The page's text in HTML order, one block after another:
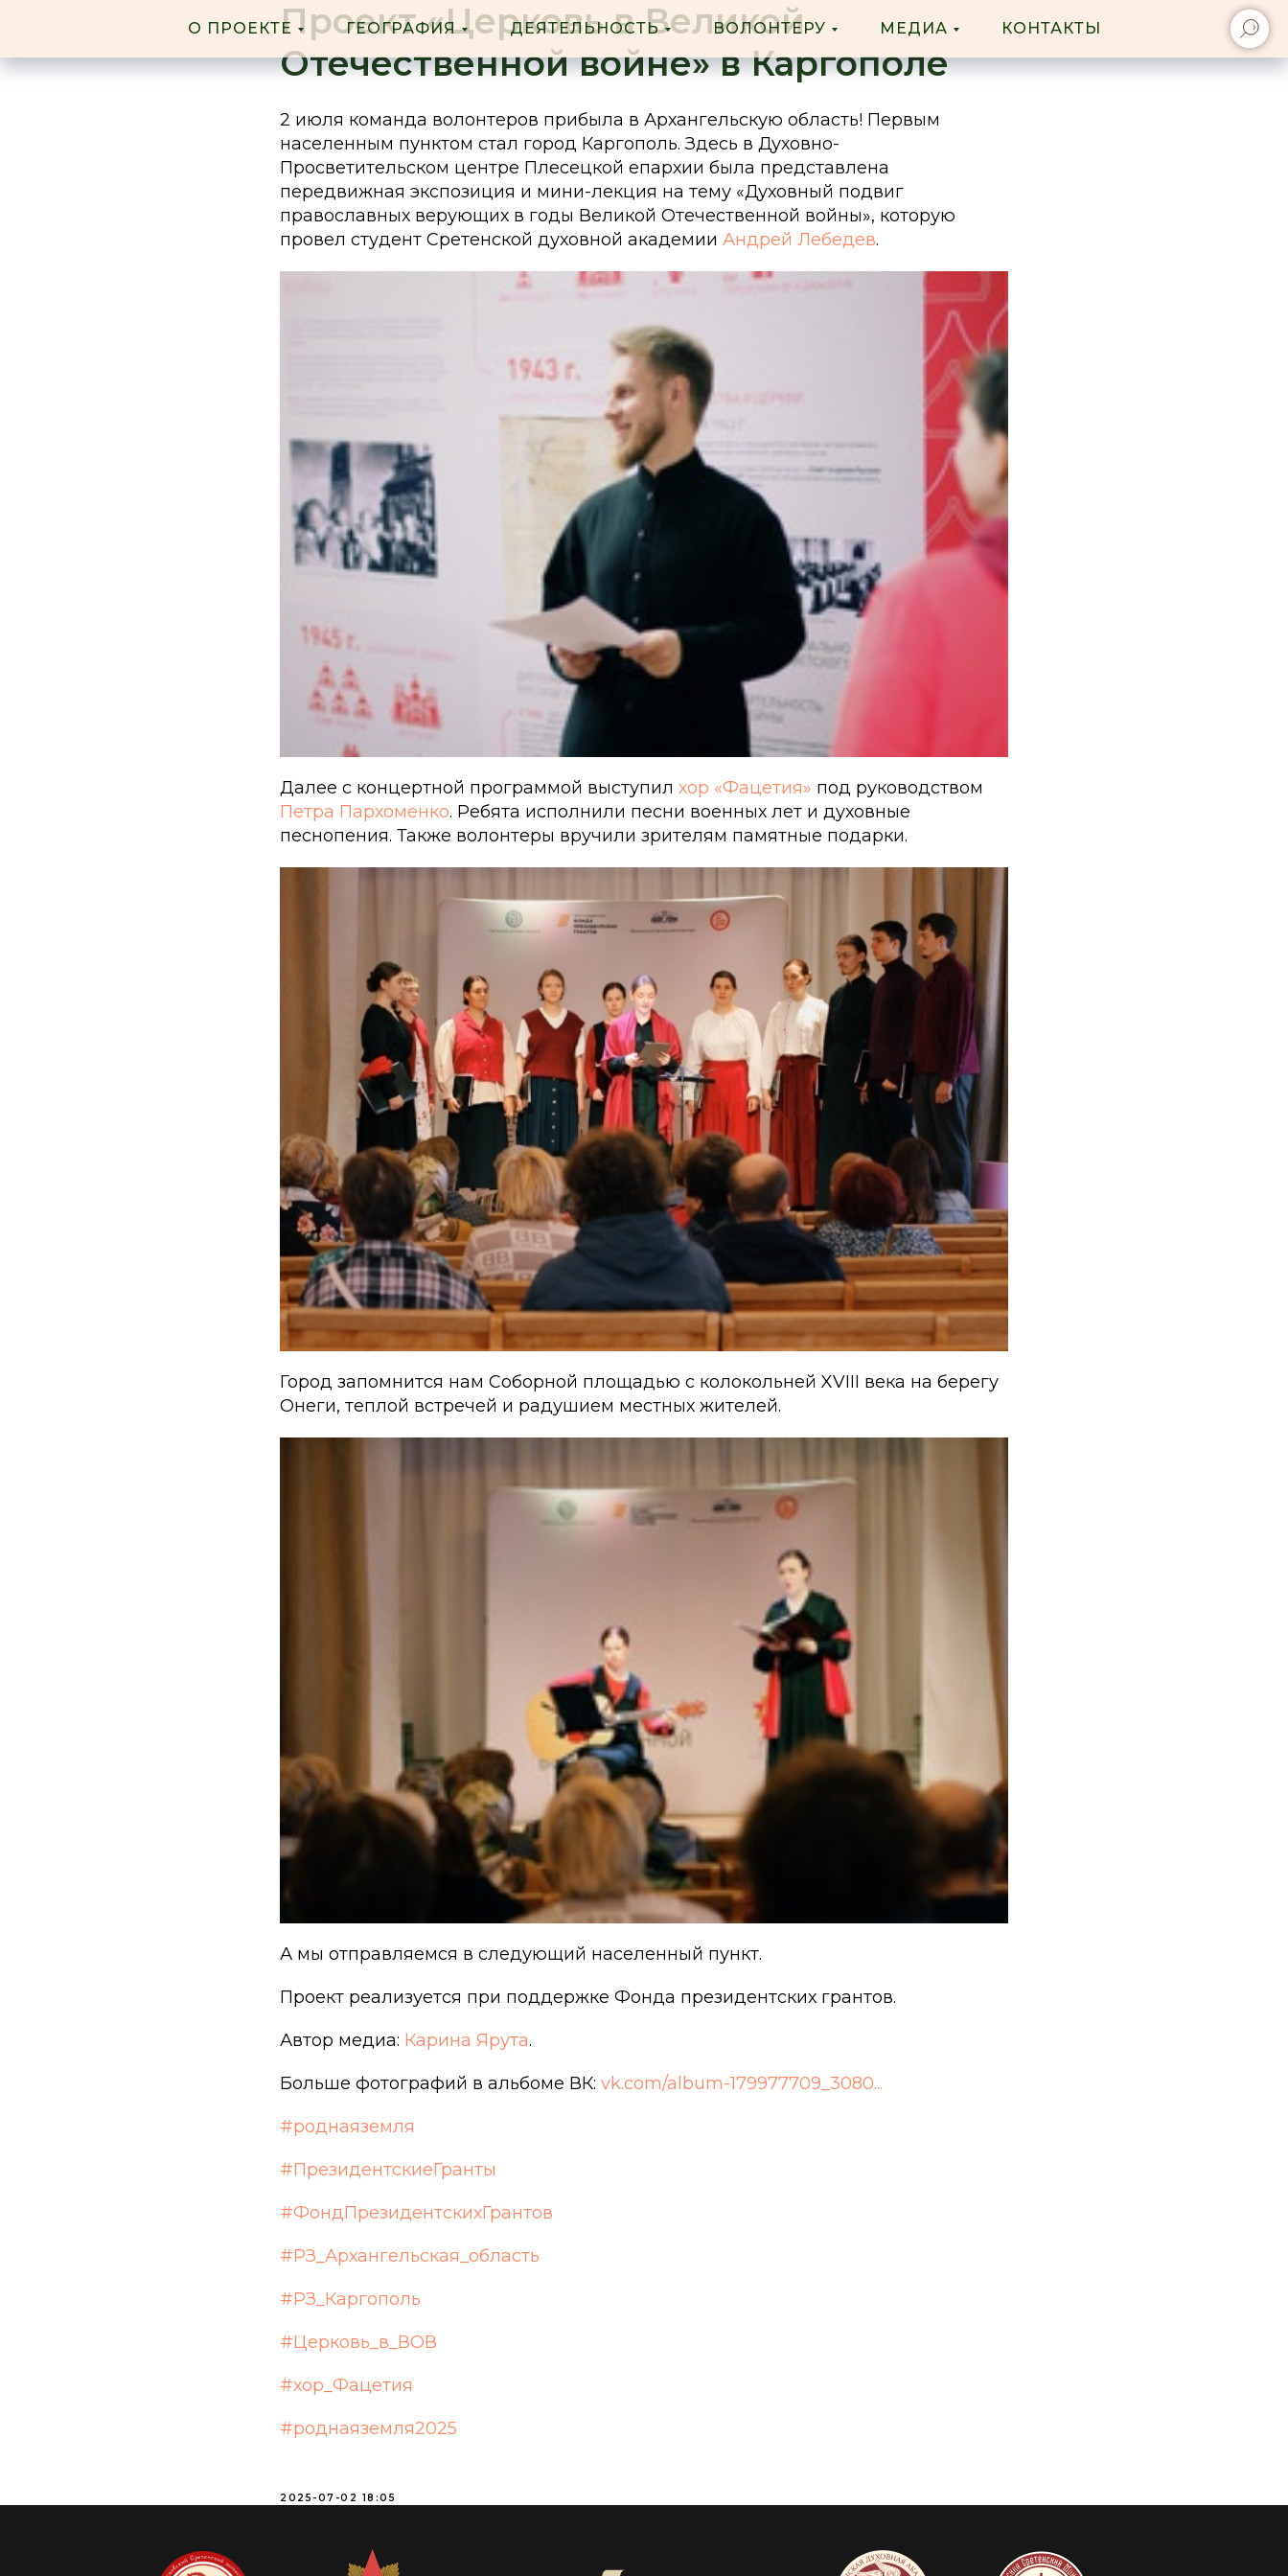
О ПРОЕКТЕ ГЕОГРАФИЯ ДЕЯТЕЛЬНОСТЬ ВОЛОНТЕРУ МЕДИА КОНТАКТЫ
Проект «Церковь в Великой
Отечественной войне» в Каргополе
2 июля команда волонтеров прибыла в Архангельскую область! Первым
населенным пунктом стал город Каргополь. Здесь в Духовно-
Просветительском центре Плесецкой епархии была представлена
передвижная экспозиция и мини-лекция на тему «Духовный подвиг
православных верующих в годы Великой Отечественной войны», которую
провел студент Сретенской духовной академии Андрей Лебедев.
Далее с концертной программой выступил хор «Фацетия» под руководством
Петра Пархоменко. Ребята исполнили песни военных лет и духовные
песнопения. Также волонтеры вручили зрителям памятные подарки.
Город запомнится нам Соборной площадью с колокольней XVIII века на берегу
Онеги, теплой встречей и радушием местных жителей.
А мы отправляемся в следующий населенный пункт.
Проект реализуется при поддержке Фонда президентских грантов.
Автор медиа: Карина Ярута.
Больше фотографий в альбоме ВК: vk.com/album-179977709_3080...
#роднаяземля
#ПрезидентскиеГранты
#ФондПрезидентскихГрантов
#РЗ_Архангельская_область
#РЗ_Каргополь
#Церковь_в_ВОВ
#хор_Фацетия
#роднаяземля2025
2025-07-02 18:05